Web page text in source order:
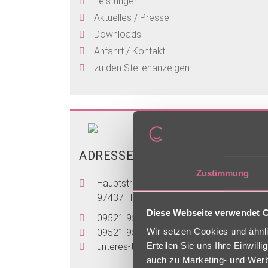
Zustimmung
Diese Webseite verwendet
Wir setzen Cookies und
Erteilen Sie uns Ihre
auch zu Marketing- und
Aktuelles / Presse
Downloads
Anfahrt / Kontakt
zu den Stellenanzeigen
ADRESSE
Hauptstraße 75
97437 Haßfurt
09521 95400
09521 9540305
unteres-tor
[at]charleston [dot] de